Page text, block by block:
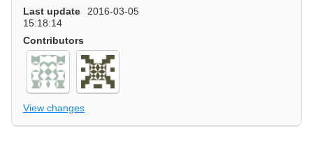
Last update
2016-03-05
15:18:14
Contributors
View changes